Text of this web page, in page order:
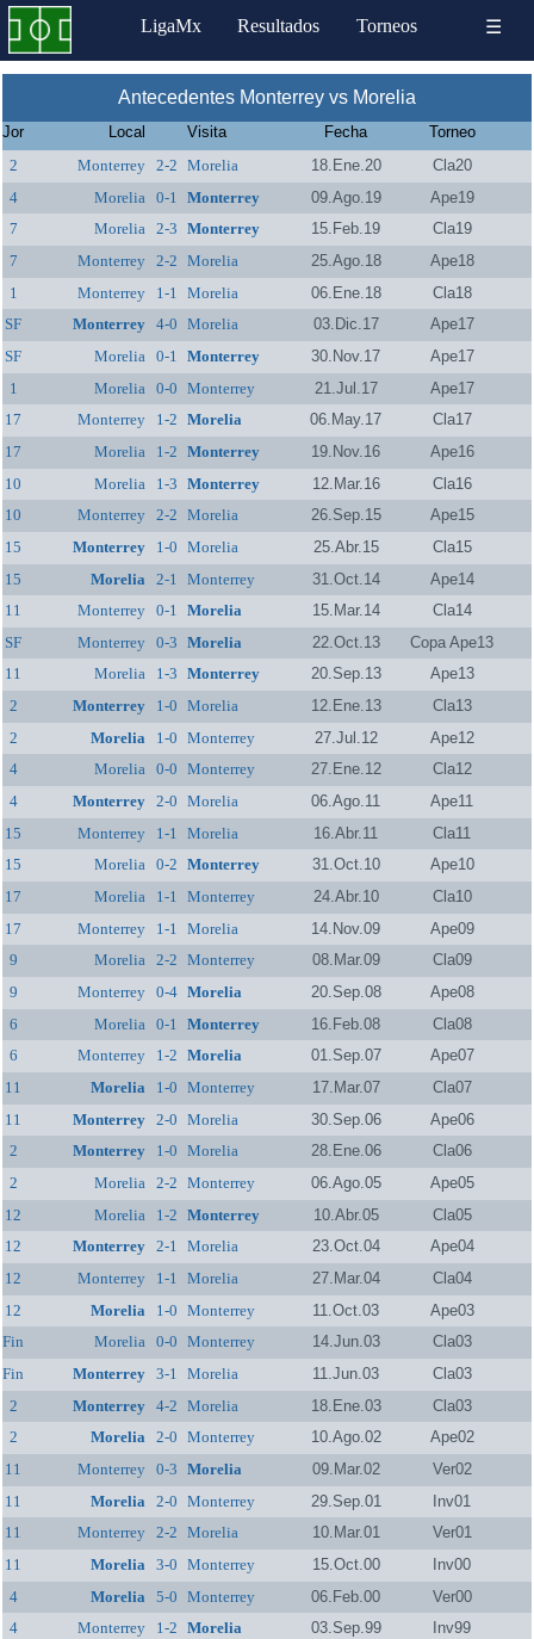
LigaMx Resultados Torneos ☰
Antecedentes Monterrey vs Morelia
Jor Local Visita Fecha
Torneo
2
Monterrey 2-2 Morelia 18.Ene.20
Cla20
4
Morelia 0-1 Monterrey 09.Ago.19
Ape19
7
Morelia 2-3 Monterrey 15.Feb.19
Cla19
7
Monterrey 2-2 Morelia 25.Ago.18
Ape18
1
Monterrey 1-1 Morelia 06.Ene.18
Cla18
SF
Monterrey 4-0 Morelia 03.Dic.17
Ape17
SF
Morelia 0-1 Monterrey 30.Nov.17
Ape17
1
Morelia 0-0 Monterrey 21.Jul.17
Ape17
17
Monterrey 1-2 Morelia 06.May.17
Cla17
17
Morelia 1-2 Monterrey 19.Nov.16
Ape16
10
Morelia 1-3 Monterrey 12.Mar.16
Cla16
10
Monterrey 2-2 Morelia 26.Sep.15
Ape15
15
Monterrey 1-0 Morelia 25.Abr.15
Cla15
15
Morelia 2-1 Monterrey 31.Oct.14
Ape14
11
Monterrey 0-1 Morelia 15.Mar.14
Cla14
SF
Monterrey 0-3 Morelia 22.Oct.13
Copa Ape13
11
Morelia 1-3 Monterrey 20.Sep.13
Ape13
2
Monterrey 1-0 Morelia 12.Ene.13
Cla13
2
Morelia 1-0 Monterrey 27.Jul.12
Ape12
4
Morelia 0-0 Monterrey 27.Ene.12
Cla12
4
Monterrey 2-0 Morelia 06.Ago.11
Ape11
15
Monterrey 1-1 Morelia 16.Abr.11
Cla11
15
Morelia 0-2 Monterrey 31.Oct.10
Ape10
17
Morelia 1-1 Monterrey 24.Abr.10
Cla10
17
Monterrey 1-1 Morelia 14.Nov.09
Ape09
9
Morelia 2-2 Monterrey 08.Mar.09
Cla09
9
Monterrey 0-4 Morelia 20.Sep.08
Ape08
6
Morelia 0-1 Monterrey 16.Feb.08
Cla08
6
Monterrey 1-2 Morelia 01.Sep.07
Ape07
11
Morelia 1-0 Monterrey 17.Mar.07
Cla07
11
Monterrey 2-0 Morelia 30.Sep.06
Ape06
2
Monterrey 1-0 Morelia 28.Ene.06
Cla06
2
Morelia 2-2 Monterrey 06.Ago.05
Ape05
12
Morelia 1-2 Monterrey 10.Abr.05
Cla05
12
Monterrey 2-1 Morelia 23.Oct.04
Ape04
12
Monterrey 1-1 Morelia 27.Mar.04
Cla04
12
Morelia 1-0 Monterrey 11.Oct.03
Ape03
Fin
Morelia 0-0 Monterrey 14.Jun.03
Cla03
Fin
Monterrey 3-1 Morelia 11.Jun.03
Cla03
2
Monterrey 4-2 Morelia 18.Ene.03
Cla03
2
Morelia 2-0 Monterrey 10.Ago.02
Ape02
11
Monterrey 0-3 Morelia 09.Mar.02
Ver02
11
Morelia 2-0 Monterrey 29.Sep.01
Inv01
11
Monterrey 2-2 Morelia 10.Mar.01
Ver01
11
Morelia 3-0 Monterrey 15.Oct.00
Inv00
4
Morelia 5-0 Monterrey 06.Feb.00
Ver00
4
Monterrey 1-2 Morelia 03.Sep.99
Inv99